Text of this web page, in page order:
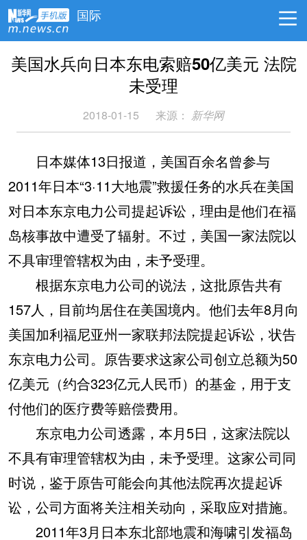
国际
美国水兵向日本东电索赔50亿美元 法院
未受理
2018-01-15 来源： 新华网
日本媒体13日报道，美国百余名曾参与
2011年日本“3·11大地震”救援任务的水兵在美国
对日本东京电力公司提起诉讼，理由是他们在福
岛核事故中遭受了辐射。不过，美国一家法院以
不具审理管辖权为由，未予受理。
根据东京电力公司的说法，这批原告共有
157人，目前均居住在美国境内。他们去年8月向
美国加利福尼亚州一家联邦法院提起诉讼，状告
东京电力公司。原告要求这家公司创立总额为50
亿美元（约合323亿元人民币）的基金，用于支
付他们的医疗费等赔偿费用。
东京电力公司透露，本月5日，这家法院以
不具有审理管辖权为由，未予受理。这家公司同
时说，鉴于原告可能会向其他法院再次提起诉
讼，公司方面将关注相关动向，采取应对措施。
2011年3月日本东北部地震和海啸引发福岛